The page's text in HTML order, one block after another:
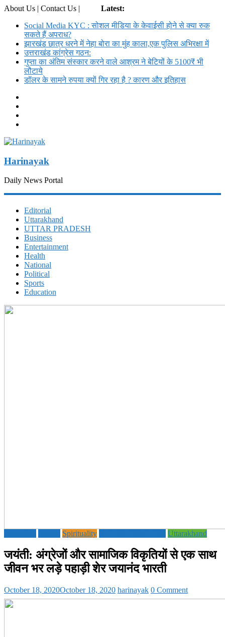
About Us | Contact Us |
Latest:
Social Media KYC : सोशल मीडिया के केवाईसी होने से क्या रुक
सकते हैं अपराध?
झारखंड छात्र धरने में नेहा बोरा का मुंह काला,एक पुलिस अभिरक्षा में
उत्तराखंड कांग्रेस गठन:
गुप्ता का अंतिम संस्कार करने वाले आश्रम ने बेटियों के 5100₹ भी
लौटाये
डॉलर के सामने रुपया क्यों गिर रहा है ? कारण और इतिहास
Harinayak
Daily News Portal
Editorial
Uttarakhand
UTTAR PRADESH
Business
Entertainment
Health
National
Political
Sports
Education
Spirituality Uttarakhand
जयंती: अंग्रेजों और सामाजिक विकृतियों से एक साथ
जीवन भर लड़े पहाड़ी शेर जयानंद भारती
October 18, 2020October 18, 2020 harinayak 0 Comment